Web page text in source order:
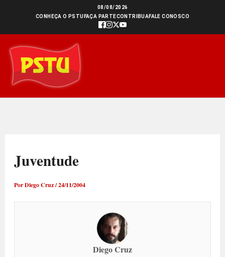
conteúdo
08/08/2026
CONHEÇA O PSTU FAÇA PARTECONTRIBUAFALE CONOSCO
Juventude
PorDiego Cruz/24/11/2004
Diego Cruz